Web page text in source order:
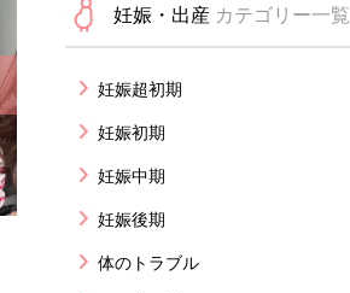
妊娠・出産 カテゴリー一覧
妊娠超初期
妊娠初期
妊娠中期
妊娠後期
体のトラブル